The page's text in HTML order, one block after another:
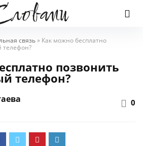
связь» Как можно бесплатно
телефон?
позвонить
телефон?
0